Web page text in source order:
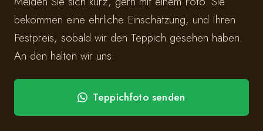
bekommen eine ehrliche Einschätzung, und Ihren
Festpreis, sobald wir den Teppich gesehen haben.
An den halten wir uns.
Teppichfoto senden